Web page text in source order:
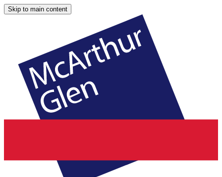
Skip to main content